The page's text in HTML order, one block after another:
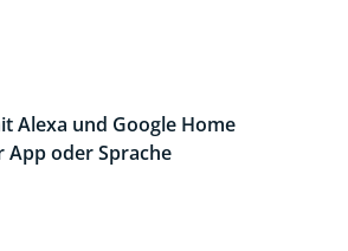
Alexa und Google Home
App oder Sprache